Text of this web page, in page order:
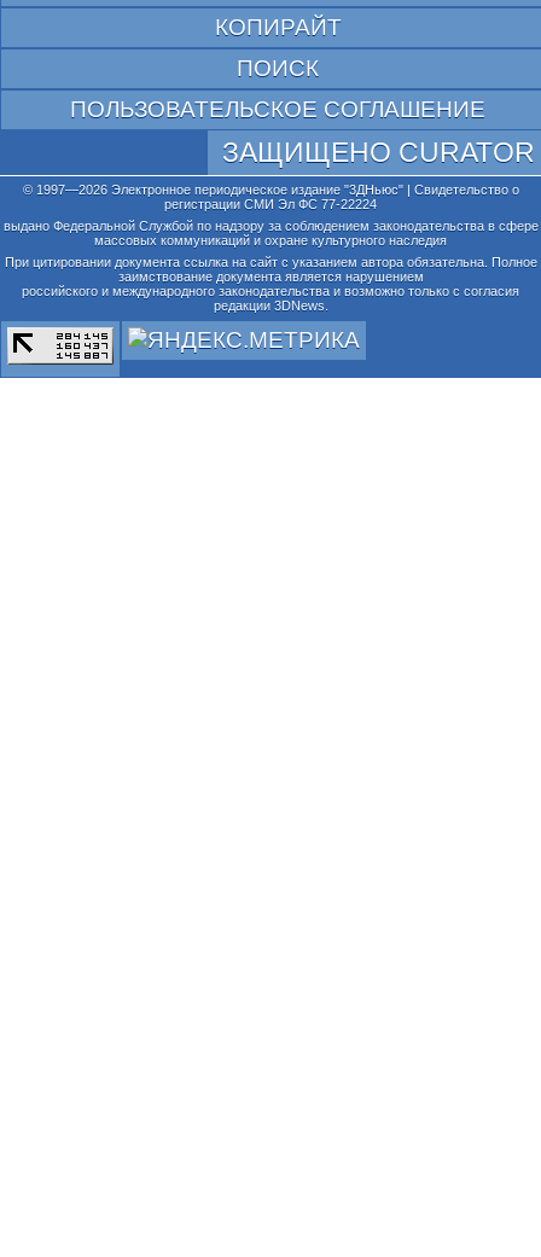
КОПИРАЙТ
ПОИСК
ПОЛЬЗОВАТЕЛЬСКОЕ СОГЛАШЕНИЕ
ЗАЩИЩЕНО CURATOR
© 1997—2026 Электронное периодическое издание "3ДНьюс" | Свидетельство о
регистрации СМИ Эл ФС 77-22224
выдано Федеральной Службой по надзору за соблюдением законодательства в сфере
массовых коммуникаций и охране культурного наследия
При цитировании документа ссылка на сайт с указанием автора обязательна. Полное
заимствование документа является нарушением
российского и международного законодательства и возможно только с согласия
редакции 3DNews.